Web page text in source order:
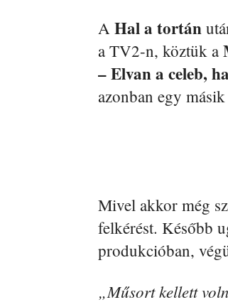
A Hal a tortán
a TV2-n, köztük a
– Elvan a celeb,
azonban egy
Mivel akkor még
felkérést. Később
produkcióban,
„Műsort kellett